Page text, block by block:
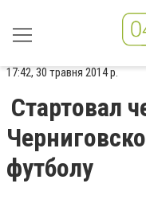
17:42, 30 травня 2014 р.
Стартовал
футболу